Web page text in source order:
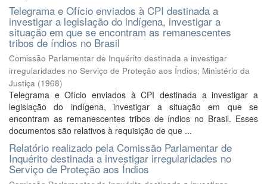
Telegrama e Ofício enviados à CPI destinada a
investigar a legislação do indígena, investigar a
situação em que se encontram as remanescentes
tribos de índios no Brasil
Comissão Parlamentar de Inquérito destinada a investigar
irregularidades no Serviço de Proteção aos Índios; Ministério da
Justiça (1968)
Telegrama e Ofício enviados à CPI destinada a investigar a
legislação do indígena, investigar a situação em que se
encontram as remanescentes tribos de índios no Brasil. Esses
documentos são relativos à requisição de que ...
Relatório realizado pela Comissão Parlamentar de
Inquérito destinada a investigar irregularidades no
Serviço de Proteção aos Índios